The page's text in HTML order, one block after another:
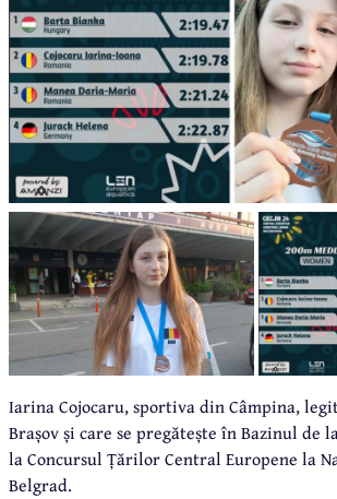
Iarina Cojocaru, sportiva din Câmpina,
Brașov și care se pregătește în Bazinul de
la Concursul Țărilor Central Europene la
Belgrad.